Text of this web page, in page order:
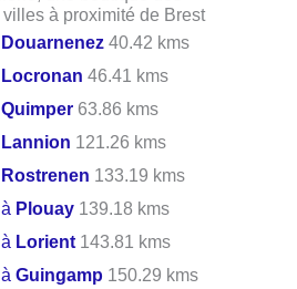
à proximité de Brest
Douarnenez 40.42 kms
Locronan 46.41 kms
Quimper 63.86 kms
Lannion 121.26 kms
Rostrenen 133.19 kms
Plouay 139.18 kms
Lorient 143.81 kms
àGuingamp 150.29 kms